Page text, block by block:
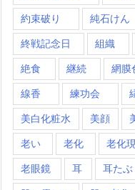
約束破り 純石けん
終戦記念日 組織
絶食 継続 網膜
線香 練功会
美白化粧水 美顔
老い 老化 老化
老眼鏡 耳 耳たぶ